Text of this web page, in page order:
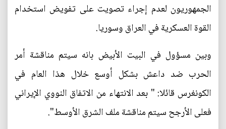
الجمهوريون لعدم إجراء تصويت على تفويض استخدام
القوة العسكرية في العراق وسوريا.
وبين مسؤول في البيت الأبيض بانه سيتم مناقشة أمر
الحرب ضد داعش بشكل أوسع خلال هذا العام في
الكونغرس قائلا: " بعد الانتهاء من الاتفاق النووي الإيراني
فعلى الأرجح سيتم مناقشة ملف الشرق الأوسط".